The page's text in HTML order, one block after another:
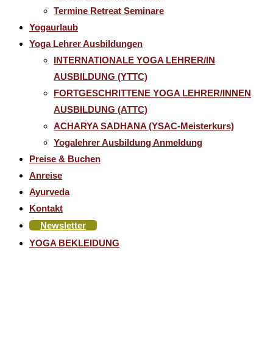
Termine Retreat Seminare
Yogaurlaub
Yoga Lehrer Ausbildungen
INTERNATIONALE YOGA LEHRER/IN
AUSBILDUNG (YTTC)
FORTGESCHRITTENE YOGA LEHRER/INNEN
AUSBILDUNG (ATTC)
ACHARYA SADHANA (YSAC-Meisterkurs)
Yogalehrer Ausbildung Anmeldung
Preise & Buchen
Anreise
Ayurveda
Kontakt
Newsletter
YOGA BEKLEIDUNG